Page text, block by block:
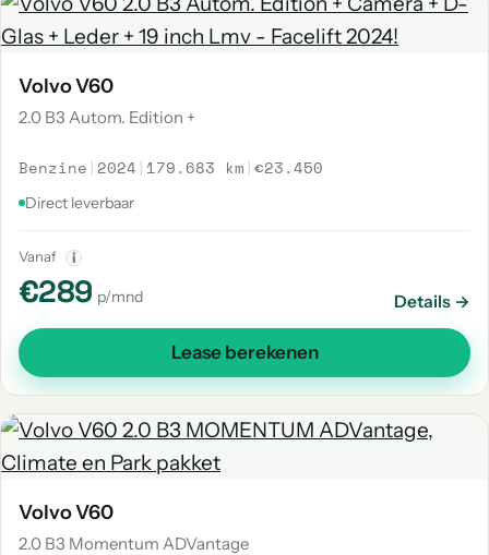
Volvo V60
2.0 B3 Autom. Edition +
Benzine | 2024 | 179.683 km |€23.450
Direct leverbaar
Vanaf i
€289 p/mnd Details →
Lease berekenen
Volvo V60
2.0 B3 Momentum ADVantage